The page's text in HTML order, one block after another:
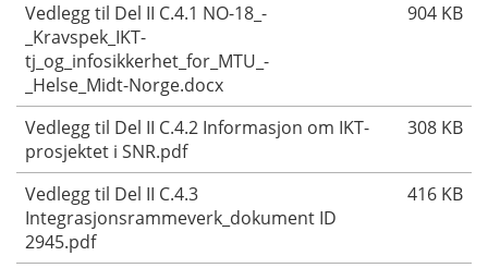
Vedlegg til Del II C.4.1 NO-18_-
_Kravspek_IKT-
tj_og_infosikkerhet_for_MTU_-
_Helse_Midt-Norge.docx
904 KB
Vedlegg til Del II C.4.2 Informasjon om IKT-
prosjektet i SNR.pdf
308 KB
Vedlegg til Del II C.4.3
Integrasjonsrammeverk_dokument ID
2945.pdf
416 KB